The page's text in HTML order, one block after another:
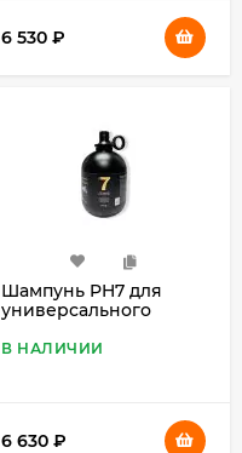
6 530 ₽
Шампунь PH7 для
универсального
В НАЛИЧИИ
6 630 ₽